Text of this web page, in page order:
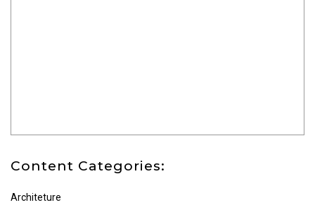
Content Categories:
Architeture